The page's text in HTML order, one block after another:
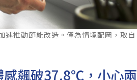
速推動節能改造。僅為情境配圖，取自
感飆破37.8℃，小心兩